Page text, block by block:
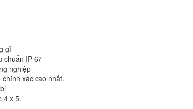
gỉ
chuẩn IP 67
nghiệp
xác cao nhất.
4 x 5.